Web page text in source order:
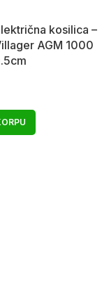
kosilica –
AGM 1000